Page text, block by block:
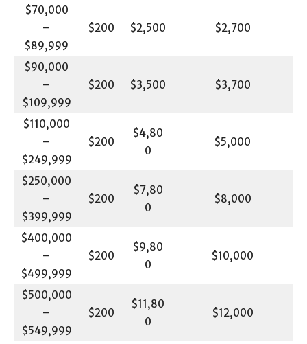
$70,000
–
$89,999
$200 $2,500 $2,700
$90,000
–
$109,999
$200 $3,500 $3,700
$110,000
–
$249,999
$200
$4,80
0
$5,000
$250,000
–
$399,999
$200
$7,80
0
$8,000
$400,000
–
$499,999
$200
$9,80
0
$10,000
$500,000
–
$549,999
$200
$11,80
0
$12,000